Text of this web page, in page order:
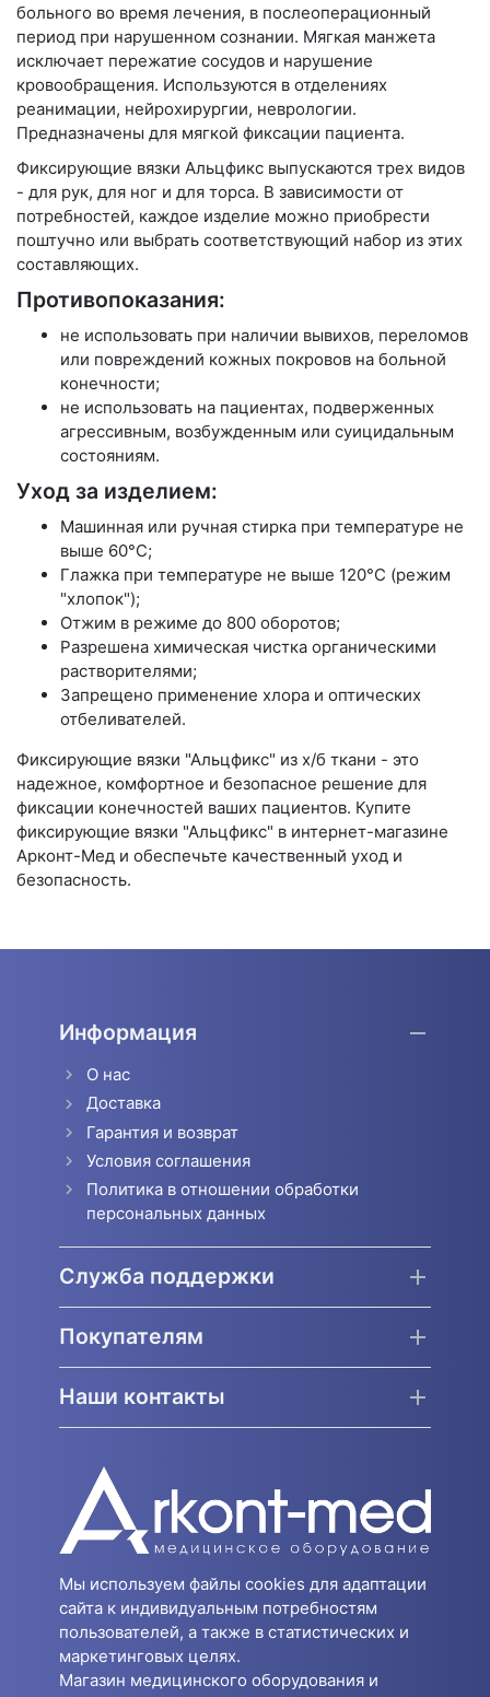
больного во время лечения, в послеоперационный
период при нарушенном сознании. Мягкая манжета
исключает пережатие сосудов и нарушение
кровообращения. Используются в отделениях
реанимации, нейрохирургии, неврологии.
Предназначены для мягкой фиксации пациента.
Фиксирующие вязки Альцфикс выпускаются трех видов
- для рук, для ног и для торса. В зависимости от
потребностей, каждое изделие можно приобрести
поштучно или выбрать соответствующий набор из этих
составляющих.
Противопоказания:
не использовать при наличии вывихов, переломов
или повреждений кожных покровов на больной
конечности;
не использовать на пациентах, подверженных
агрессивным, возбужденным или суицидальным
состояниям.
Уход за изделием:
Машинная или ручная стирка при температуре не
выше 60°С;
Глажка при температуре не выше 120°С (режим
"хлопок");
Отжим в режиме до 800 оборотов;
Разрешена химическая чистка органическими
растворителями;
Запрещено применение хлора и оптических
отбеливателей.
Фиксирующие вязки "Альцфикс" из х/б ткани - это
надежное, комфортное и безопасное решение для
фиксации конечностей ваших пациентов. Купите
фиксирующие вязки "Альцфикс" в интернет-магазине
Арконт-Мед и обеспечьте качественный уход и
безопасность.
Информация
О нас
Доставка
Гарантия и возврат
Условия соглашения
Политика в отношении обработки
персональных данных
Служба поддержки
Покупателям
Наши контакты
Мы используем файлы cookies для адаптации
сайта к индивидуальным потребностям
пользователей, а также в статистических и
маркетинговых целях.
Магазин медицинского оборудования и